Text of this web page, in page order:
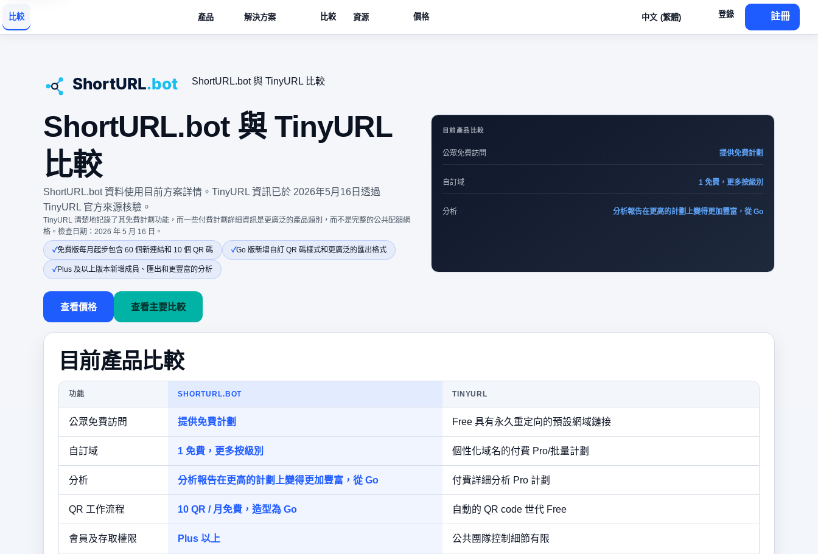
比較 產品 解決方案 比較 資源 價格 中文 (繁體) 登錄 註冊
ShortURL.bot 與 TinyURL 比較
ShortURL.bot 與 TinyURL
比較
ShortURL.bot 資料使用目前方案詳情。TinyURL 資訊已於 2026年5月16日透過
TinyURL 官方來源核驗。
TinyURL 清楚地記錄了其免費計劃功能，而一些付費計劃詳細資訊是更廣泛的產品類別，而不是完整的公共配額網
格。檢查日期：2026 年 5 月 16 日。
免費版每月起步包含 60 個新連結和 10 個 QR 碼 Go 版新增自訂 QR 碼樣式和更廣泛的匯出格式
Plus 及以上版本新增成員、匯出和更豐富的分析
查看價格 查看主要比較
目前產品比較
公眾免費訪問 提供免費計劃
自訂域 1 免費，更多按級別
分析 分析報告在更高的計劃上變得更加豐富，從 Go
目前產品比較
功能 SHORTURL.BOT TINYURL
公眾免費訪問 提供免費計劃 Free 具有永久重定向的預設網域鏈接
自訂域 1 免費，更多按級別 個性化域名的付費 Pro/批量計劃
分析 分析報告在更高的計劃上變得更加豐富，從 Go 付費詳細分析 Pro 計劃
QR 工作流程 10 QR / 月免費，造型為 Go 自動的 QR code 世代 Free
會員及存取權限 Plus 以上 公共團隊控制細節有限